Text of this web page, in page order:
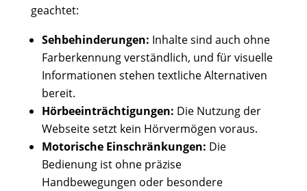
geachtet:
Sehbehinderungen: Inhalte sind auch ohne
Farberkennung verständlich, und für visuelle
Informationen stehen textliche Alternativen
bereit.
Hörbeeinträchtigungen: Die Nutzung der
Webseite setzt kein Hörvermögen voraus.
Motorische Einschränkungen: Die
Bedienung ist ohne präzise
Handbewegungen oder besondere